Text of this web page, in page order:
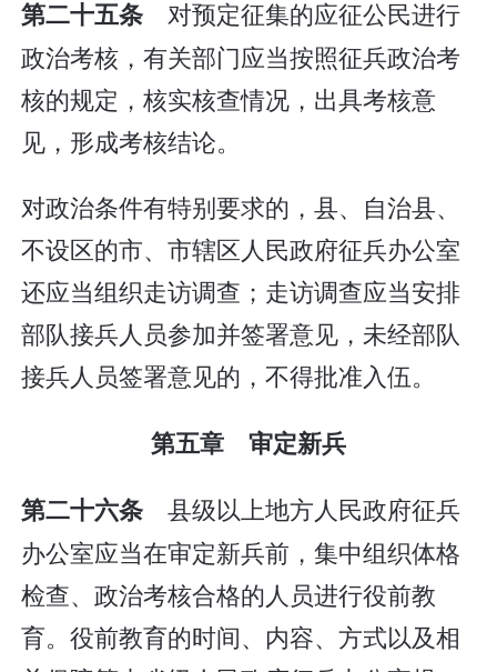
第二十五条 对预定征集的应征公民进行
政治考核，有关部门应当按照征兵政治考
核的规定，核实核查情况，出具考核意
见，形成考核结论。
对政治条件有特别要求的，县、自治县、
不设区的市、市辖区人民政府征兵办公室
还应当组织走访调查；走访调查应当安排
部队接兵人员参加并签署意见，未经部队
接兵人员签署意见的，不得批准入伍。
第五章 审定新兵
第二十六条 县级以上地方人民政府征兵
办公室应当在审定新兵前，集中组织体格
检查、政治考核合格的人员进行役前教
育。役前教育的时间、内容、方式以及相